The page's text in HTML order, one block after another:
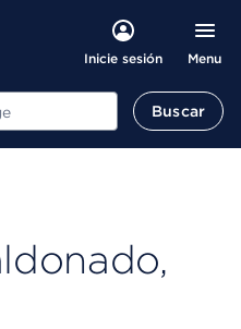
Inicie sesión Menu
Buscar